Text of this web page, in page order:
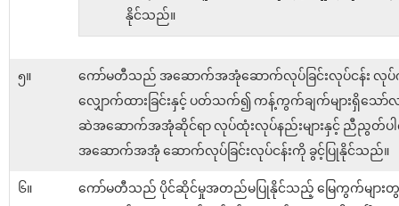
နိုင်သည်။
၅။
ကော်မတီသည် အဆောက်အအုံဆောက်လုပ်ခြင်းလုပ်ငန်း လုပ်
လျှောက်ထားခြင်းနှင့် ပတ်သက်၍ ကန့်ကွက်ချက်များရှိသေ
ဆဲအဆောက်အအုံဆိုင်ရာ လုပ်ထုံးလုပ်နည်းများနှင့် ညီညွတ်ပ
အဆောက်အအုံ ဆောက်လုပ်ခြင်းလုပ်ငန်းကို ခွင့်ပြုနိုင်သည်။
၆။
ကော်မတီသည် ပိုင်ဆိုင်မှုအတည်မပြုနိုင်သည့် မြေကွက်များ